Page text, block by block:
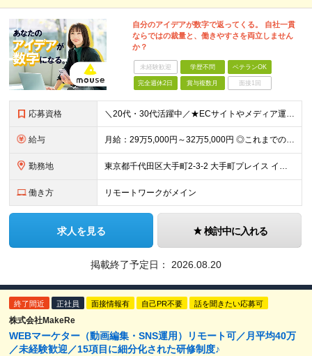
自分のアイデアが数字で返ってくる。 自社一貫
ならではの裁量と、働きやすさを両立しません
か？
未経験歓迎 学歴不問 ベテランOK
完全週休2日 賞与複数月 面接1回
応募資格 ＼20代・30代活躍中／★ECサイトやメディア運用の経験を活かせる★柔軟な働き方を実現したい方歓迎 【必須条件】 ◎HTML／CSSの基本知識 ◎Webサイトの更新経験 ◎オウンドメディア記事の運用
給与 月給：29万5,000円～32万5,000円 ◎これまでの経験と能力を考慮の上、決定します！ ☆明確な評価制度とキャリア形成 当社では個人の頑張りを反映する明確な評価制度を設けています。将来にわた
勤務地 東京都千代田区大手町2-3-2 大手町プレイス イーストタワー6階
働き方 リモートワークがメイン
求人を見る 検討中に入れる
掲載終了予定日： 2026.08.20
終了間近 正社員 面接情報有 自己PR不要 話を聞きたい応募可
株式会社MakeRe
WEBマーケター（動画編集・SNS運用）リモート可／月平均40万
／未経験歓迎／15項目に細分化された研修制度♪